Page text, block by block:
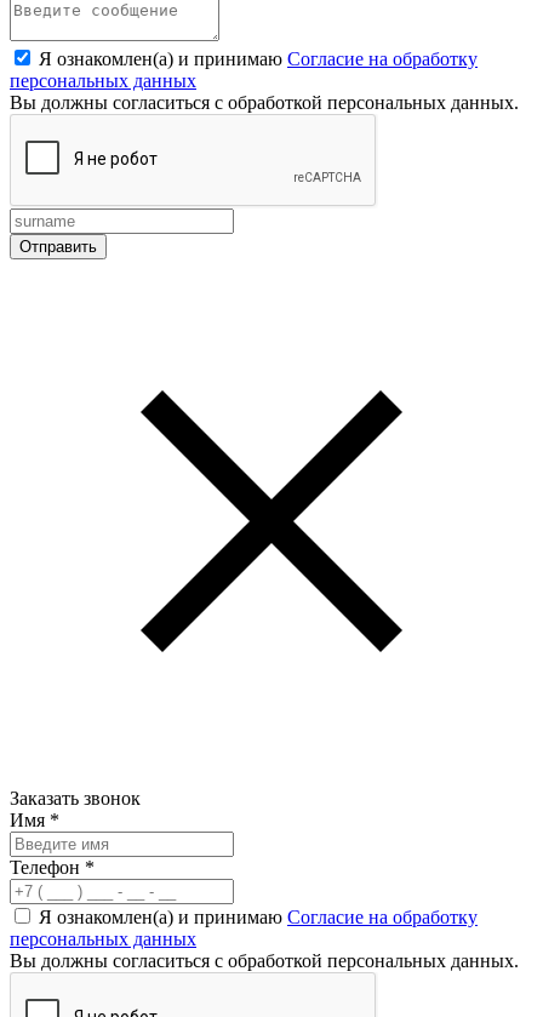
Я ознакомлен(а) и принимаю Согласие на обработку
персональных данных
Вы должны согласиться с обработкой персональных данных.
Заказать звонок
Имя *
Телефон *
Я ознакомлен(а) и принимаю Согласие на обработку
персональных данных
Вы должны согласиться с обработкой персональных данных.